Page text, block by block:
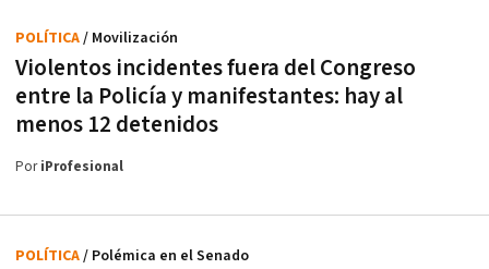
Violentos incidentes fuera del Congreso
entre la Policía y manifestantes: hay al
menos 12 detenidos
POLÍTICA/ Movilización
PoriProfesional
POLÍTICA/ Polémica en el Senado